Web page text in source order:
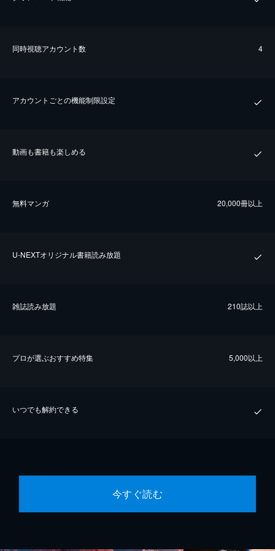
同時視聴アカウント数 4
アカウントごとの機能制限設定
動画も書籍も楽しめる
無料マンガ 20,000冊以上
U-NEXTオリジナル書籍読み放題
雑誌読み放題 210誌以上
プロが選ぶおすすめ特集 5,000以上
いつでも解約できる
今すぐ読む